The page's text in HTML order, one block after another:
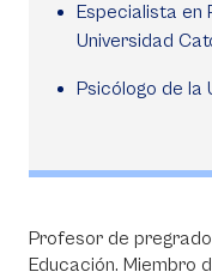
Especialista en
Universidad
Psicólogo de la
Profesor de
Educación. Miembro